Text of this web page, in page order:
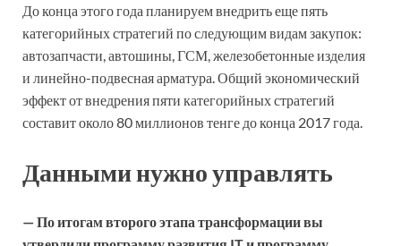
До конца этого года планируем внедрить еще пять
категорийных стратегий по следующим видам закупок:
автозапчасти, автошины, ГСМ, железобетонные изделия
и линейно-подвесная арматура. Общий экономический
эффект от внедрения пяти категорийных стратегий
составит около 80 миллионов тенге до конца 2017 года.
Данными нужно управлять
— По итогам второго этапа трансформации вы